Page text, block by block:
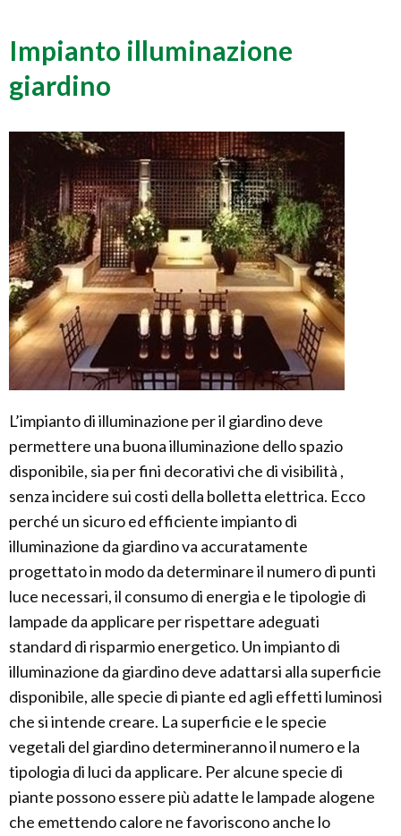
Impianto illuminazione
giardino
L’impianto di illuminazione per il giardino deve
permettere una buona illuminazione dello spazio
disponibile, sia per fini decorativi che di visibilità ,
senza incidere sui costi della bolletta elettrica. Ecco
perché un sicuro ed efficiente impianto di
illuminazione da giardino va accuratamente
progettato in modo da determinare il numero di punti
luce necessari, il consumo di energia e le tipologie di
lampade da applicare per rispettare adeguati
standard di risparmio energetico. Un impianto di
illuminazione da giardino deve adattarsi alla superficie
disponibile, alle specie di piante ed agli effetti luminosi
che si intende creare. La superficie e le specie
vegetali del giardino determineranno il numero e la
tipologia di luci da applicare. Per alcune specie di
piante possono essere più adatte le lampade alogene
che emettendo calore ne favoriscono anche lo